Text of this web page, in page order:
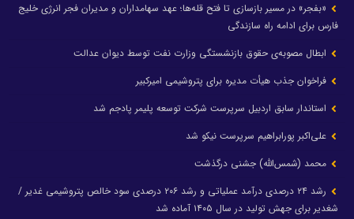
«بفجر» در مسیر بازسازی تا فتح قله‌ها؛ عهد سهامداران و مدیران فجر انرژی خلیج
فارس برای ادامه راه سازندگی
ابطال مصوبه‌ی حقوق بازنشستگی وزارت نفت توسط دیوان عدالت
فراخوان جذب هیأت مدیره برای پتروشیمی امیرکبیر
استاندار سابق اردبیل سرپرست شرکت توسعه پلیمر پادجم شد
علی‌اکبر پورابراهیم سرپرست نیکو شد
محمد (شمس‌الله) جشنی درگذشت
رشد ۲۴ درصدی درآمد عملیاتی و رشد ۲۰۶ درصدی سود خالص پتروشیمی غدیر /
شغدیر برای جهش تولید در سال ۱۴۰۵ آماده شد